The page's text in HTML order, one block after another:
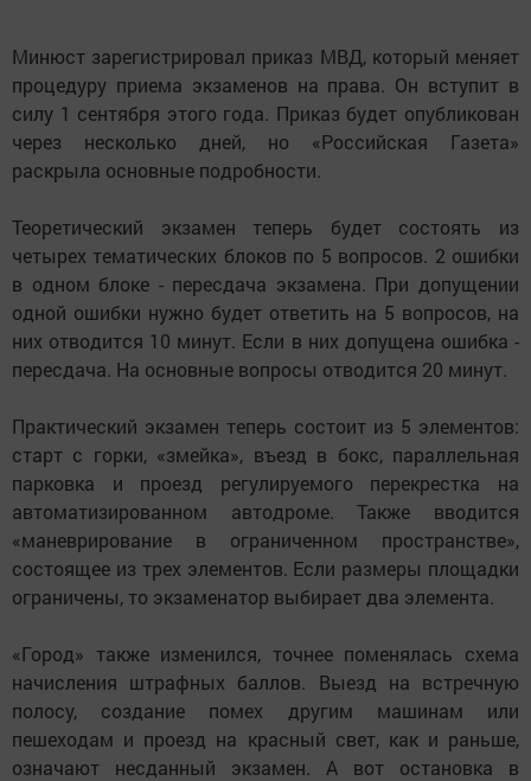
Минюст зарегистрировал приказ МВД, который меняет
процедуру приема экзаменов на права. Он вступит в
силу 1 сентября этого года. Приказ будет опубликован
через несколько дней, но «Российская Газета»
раскрыла основные подробности.
Теоретический экзамен теперь будет состоять из
четырех тематических блоков по 5 вопросов. 2 ошибки
в одном блоке - пересдача экзамена. При допущении
одной ошибки нужно будет ответить на 5 вопросов, на
них отводится 10 минут. Если в них допущена ошибка -
пересдача. На основные вопросы отводится 20 минут.
Практический экзамен теперь состоит из 5 элементов:
старт с горки, «змейка», въезд в бокс, параллельная
парковка и проезд регулируемого перекрестка на
автоматизированном автодроме. Также вводится
«маневрирование в ограниченном пространстве»,
состоящее из трех элементов. Если размеры площадки
ограничены, то экзаменатор выбирает два элемента.
«Город» также изменился, точнее поменялась схема
начисления штрафных баллов. Выезд на встречную
полосу, создание помех другим машинам или
пешеходам и проезд на красный свет, как и раньше,
означают несданный экзамен. А вот остановка в